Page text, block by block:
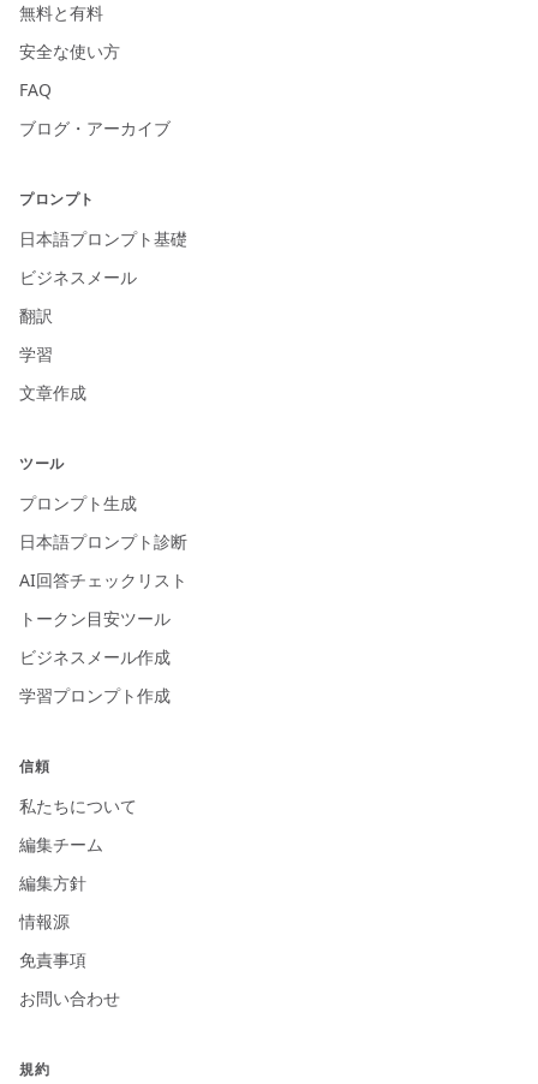
無料と有料
安全な使い方
FAQ
ブログ・アーカイブ
プロンプト
日本語プロンプト基礎
ビジネスメール
翻訳
学習
文章作成
ツール
プロンプト生成
日本語プロンプト診断
AI回答チェックリスト
トークン目安ツール
ビジネスメール作成
学習プロンプト作成
信頼
私たちについて
編集チーム
編集方針
情報源
免責事項
お問い合わせ
規約